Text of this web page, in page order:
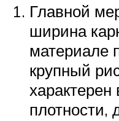
Главной
ширина
материале
крупный
плотности,